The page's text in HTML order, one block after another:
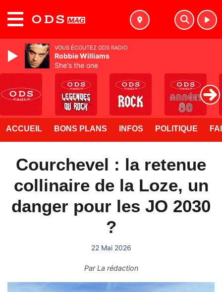
ACCUEIL BONS PLANS INFOS POLITIQUE
Courchevel : la retenue
collinaire de la Loze, un
danger pour les JO 2030
?
22 Mai 2026
ParLa rédaction
VOUS ÉCOUTEZ ODS RADIO
Robbie Williams
She's the one